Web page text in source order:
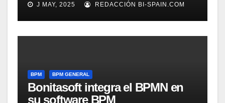
J MAY, 2025 REDACCIÓN BI-SPAIN.COM
BPM BPM GENERAL
Bonitasoft integra el BPMN en
su software BPM